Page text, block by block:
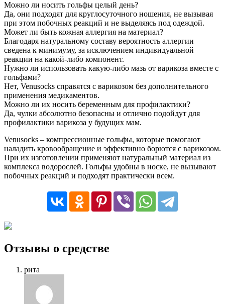
Можно ли носить гольфы целый день?
Да, они подходят для круглосуточного ношения, не вызывая
при этом побочных реакций и не выделяясь под одеждой.
Может ли быть кожная аллергия на материал?
Благодаря натуральному составу вероятность аллергии
сведена к минимуму, за исключением индивидуальной
реакции на какой-либо компонент.
Нужно ли использовать какую-либо мазь от варикоза вместе с
гольфами?
Нет, Venusocks справятся с варикозом без дополнительного
применения медикаментов.
Можно ли их носить беременным для профилактики?
Да, чулки абсолютно безопасны и отлично подойдут для
профилактики варикоза у будущих мам.
Venusocks – компрессионные гольфы, которые помогают
наладить кровообращение и эффективно борются с варикозом.
При их изготовлении применяют натуральный материал из
комплекса водорослей. Гольфы удобны в носке, не вызывают
побочных реакций и подходят практически всем.
Отзывы о средстве
рита